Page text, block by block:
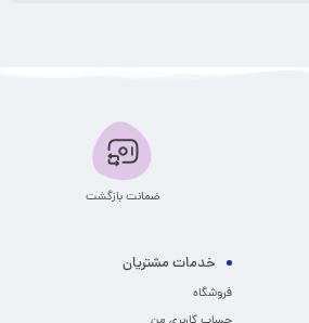
ضمانت بازگشت
خدمات مشتریان
فروشگاه